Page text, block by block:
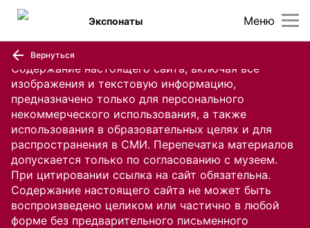
Содержание настоящего сайта, включая все
изображения и текстовую информацию,
предназначено только для персонального
некоммерческого использования, а также
использования в образовательных целях и для
распространения в СМИ. Перепечатка материалов
допускается только по согласованию с музеем.
При цитировании ссылка на сайт обязательна.
Содержание настоящего сайта не может быть
воспроизведено целиком или частично в любой
форме без предварительного письменного
Меню
Экспонаты
Вернуться